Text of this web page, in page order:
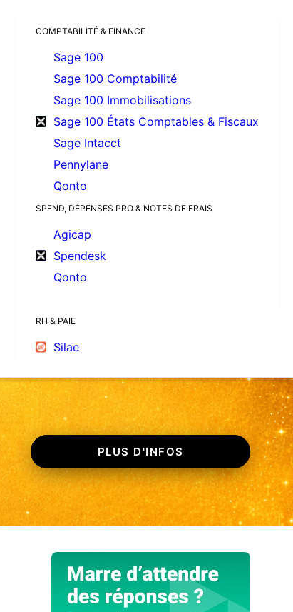
COMPTABILITÉ & FINANCE
Sage 100
Sage 100 Comptabilité
Sage 100 Immobilisations
Sage 100 États Comptables & Fiscaux
Sage Intacct
Pennylane
Qonto
SPEND, DÉPENSES PRO & NOTES DE FRAIS
Agicap
Spendesk
Qonto
RH & PAIE
Silae
PLUS D'INFOS